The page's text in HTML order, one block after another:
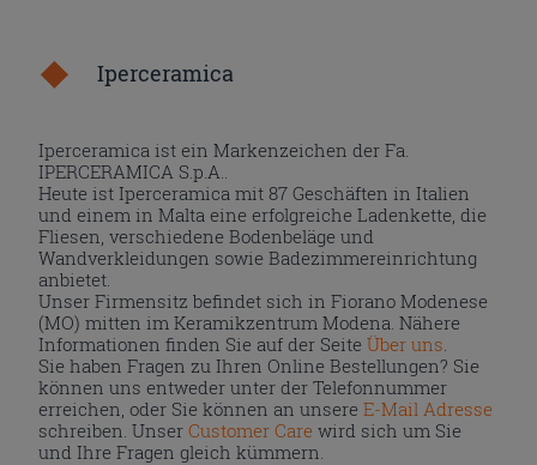
Iperceramica
Iperceramica ist ein Markenzeichen der Fa.
IPERCERAMICA S.p.A..
Heute ist Iperceramica mit 87 Geschäften in Italien
und einem in Malta eine erfolgreiche Ladenkette, die
Fliesen, verschiedene Bodenbeläge und
Wandverkleidungen sowie Badezimmereinrichtung
anbietet.
Unser Firmensitz befindet sich in Fiorano Modenese
(MO) mitten im Keramikzentrum Modena. Nähere
Informationen finden Sie auf der Seite Über uns
Sie haben Fragen zu Ihren Online Bestellungen? Sie
können uns entweder unter der Telefonnummer
erreichen, oder Sie können an unsereE-Mail Adresse
schreiben. UnserCustomer Care wird sich um Sie
und Ihre Fragen gleich kümmern.